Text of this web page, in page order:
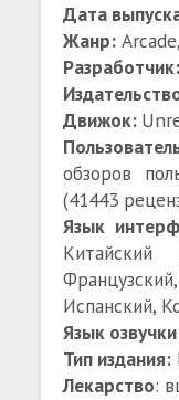
Дата
Жанр:
Разработчик:
Движок:
обзоров
(41443
Язык
Китайский
Испанский,
Язык
Тип издания:
Лекарство: